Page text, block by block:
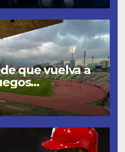
que vuelva a
y del
de 70 años